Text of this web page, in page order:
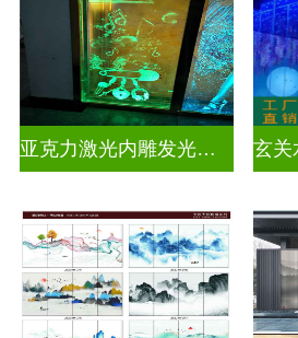
亚克力激光内雕发光通电玻璃